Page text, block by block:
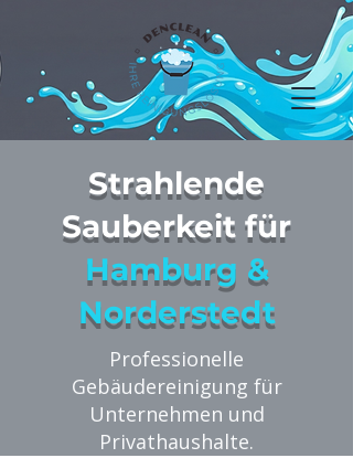
Strahlende
Sauberkeit für
Hamburg &
Norderstedt
Professionelle
Gebäudereinigung für
Unternehmen und
Privathaushalte.